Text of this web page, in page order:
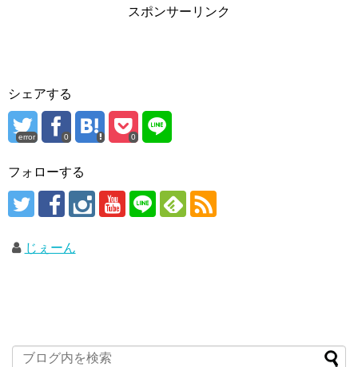
スポンサーリンク
シェアする
error 0 0
フォローする
じぇーん